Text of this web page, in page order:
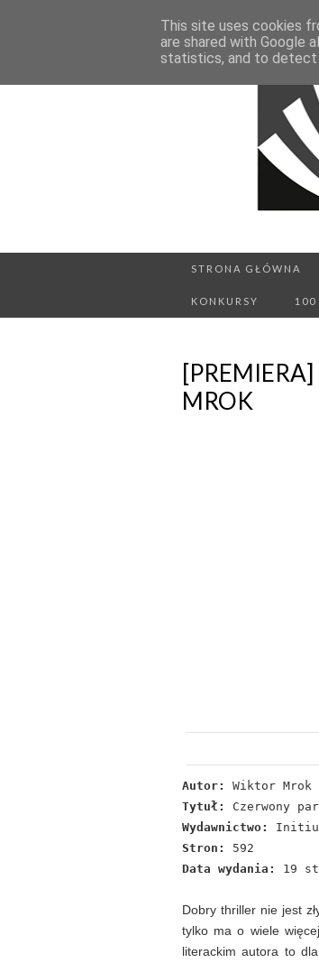
STRONA GŁÓWNA
KONKURSY 100
MROK
Autor: Wiktor Mrok
Tytuł:
Czerwony
Wydawnictwo:
Stron:
592
Data wydania:
19
Dobry thriller nie jest
tylko ma o wiele
literackim autora to
This site uses cookies
are shared with Google
statistics, and to detect